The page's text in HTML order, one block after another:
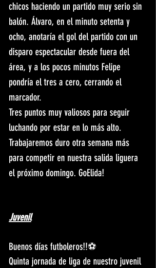
chicos haciendo un partido muy serio sin
balón. Álvaro, en el minuto setenta y
ocho, anotaría el gol del partido con un
disparo espectacular desde fuera del
área, y a los pocos minutos Felipe
pondría el tres a cero, cerrando el
marcador.
Tres puntos muy valiosos para seguir
luchando por estar en lo más alto.
Trabajaremos duro otra semana más
para competir en nuestra salida liguera
el próximo domingo. GoElida!
Juvenil
Buenos días futboleros!!⚽️
Quinta jornada de liga de nuestro juvenil